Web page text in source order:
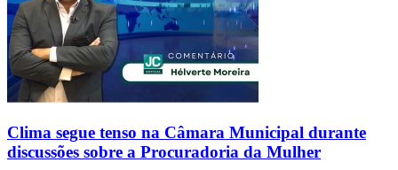
Clima segue tenso na Câmara Municipal durante
discussões sobre a Procuradoria da Mulher